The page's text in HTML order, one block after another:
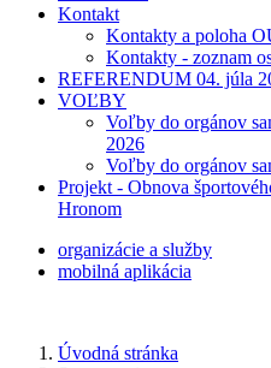
Kontakt
Kontakty a poloha
Kontakty - zoznam
REFERENDUM 04. júla
VOĽBY
Voľby do orgánov
2026
Voľby do orgánov
Projekt - Obnova
Hronom
organizácie a služby
mobilná aplikácia
Úvodná stránka